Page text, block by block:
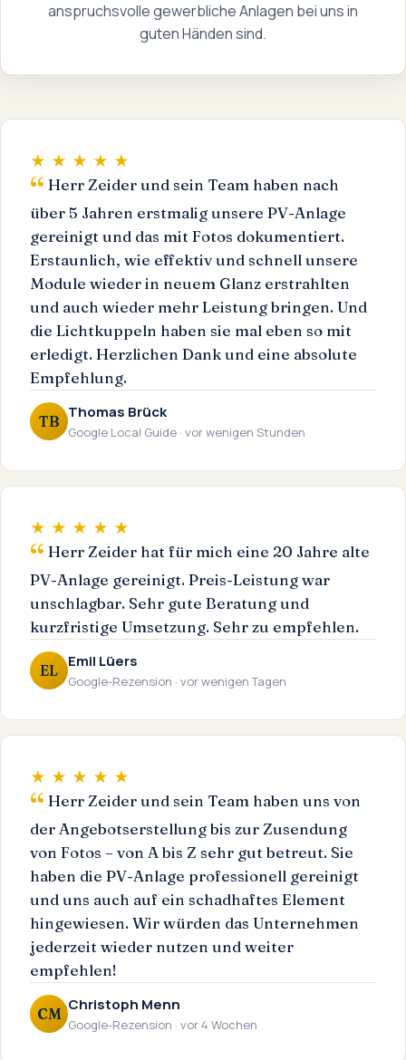
anspruchsvolle gewerbliche Anlagen bei uns in
guten Händen sind.
★ ★ ★ ★ ★
Herr Zeider und sein Team haben nach
über 5 Jahren erstmalig unsere PV-Anlage
gereinigt und das mit Fotos dokumentiert.
Erstaunlich, wie effektiv und schnell unsere
Module wieder in neuem Glanz erstrahlten
und auch wieder mehr Leistung bringen. Und
die Lichtkuppeln haben sie mal eben so mit
erledigt. Herzlichen Dank und eine absolute
Empfehlung.
TB Thomas Brück
Google Local Guide · vor wenigen Stunden
★ ★ ★ ★ ★
Herr Zeider hat für mich eine 20 Jahre alte
PV-Anlage gereinigt. Preis-Leistung war
unschlagbar. Sehr gute Beratung und
kurzfristige Umsetzung. Sehr zu empfehlen.
EL Emil Lüers
Google-Rezension · vor wenigen Tagen
★ ★ ★ ★ ★
Herr Zeider und sein Team haben uns von
der Angebotserstellung bis zur Zusendung
von Fotos – von A bis Z sehr gut betreut. Sie
haben die PV-Anlage professionell gereinigt
und uns auch auf ein schadhaftes Element
hingewiesen. Wir würden das Unternehmen
jederzeit wieder nutzen und weiter
empfehlen!
CM Christoph Menn
Google-Rezension · vor 4 Wochen